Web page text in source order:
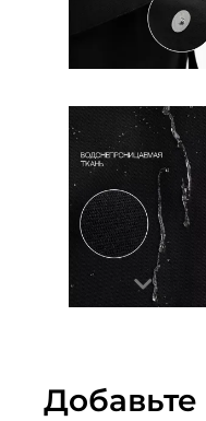
Добавьте